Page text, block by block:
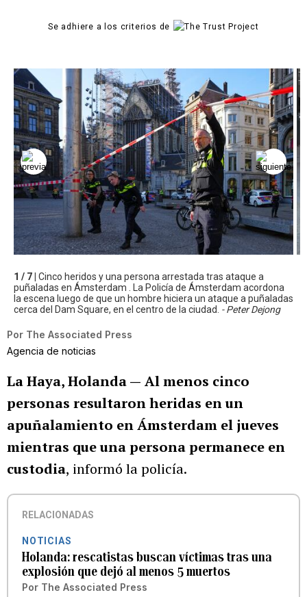
Se adhiere a los criterios de
1 / 7 | Cinco heridos y una persona arrestada tras ataque a
puñaladas en Ámsterdam . La Policía de Ámsterdam acordona
la escena luego de que un hombre hiciera un ataque a puñaladas
cerca del Dam Square, en el centro de la ciudad. - Peter Dejong
Por The Associated Press
Agencia de noticias
La Haya, Holanda — Al menos cinco
personas resultaron heridas en un
apuñalamiento en Ámsterdam el jueves
mientras que una persona permanece en
custodia, informó la policía.
RELACIONADAS
NOTICIAS
Holanda: rescatistas buscan víctimas tras una
explosión que dejó al menos 5 muertos
Por The Associated Press